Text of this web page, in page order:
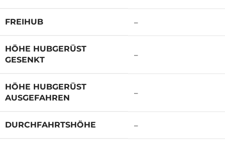
FREIHUB –
HÖHE HUBGERÜST
GESENKT
–
HÖHE HUBGERÜST
AUSGEFAHREN
–
DURCHFAHRTSHÖHE –